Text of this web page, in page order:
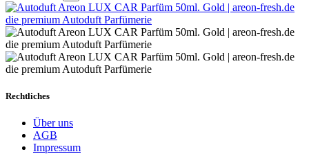
Rechtliches
Über uns
AGB
Impressum